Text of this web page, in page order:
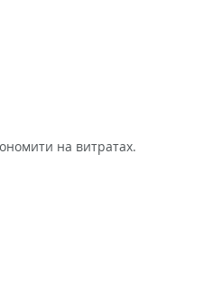
на витратах.